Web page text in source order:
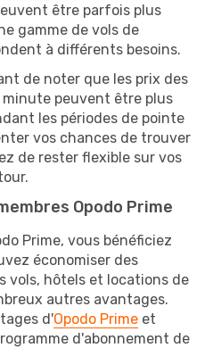
être parfois plus
gamme de vols de
à différents besoins.
de noter que les prix des
peuvent être plus
les périodes de pointe
vos chances de trouver
de rester flexible sur vos
Opodo Prime
Prime, vous bénéficiez
économiser des
vols, hôtels et locations de
autres avantages.
d'Opodo Prime et
d'abonnement de